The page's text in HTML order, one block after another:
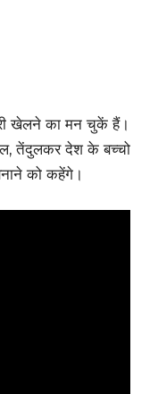
खेलने का मन चुकें हैं।
तेंदुलकर देश के बच्चो
को कहेंगे।